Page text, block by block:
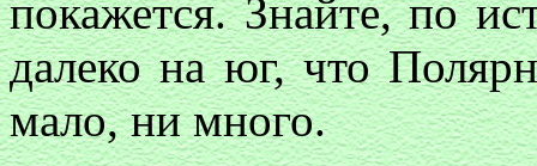
покажется. Знайте, по
далеко на юг, что
мало, ни много.